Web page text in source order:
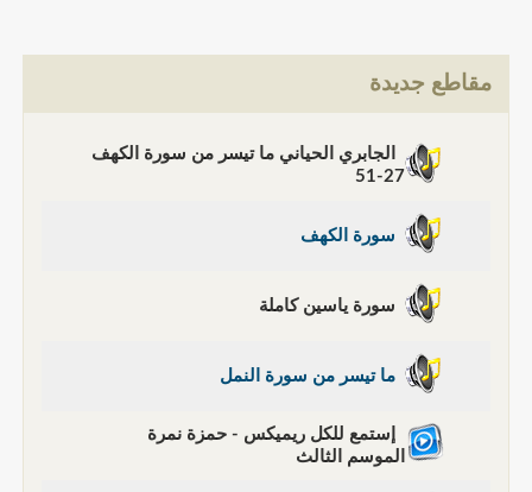
مقاطع جديدة
الجابري الحياني ما تيسر من سورة الكهف
27-51
سورة الكهف
سورة ياسين كاملة
ما تيسر من سورة النمل
إستمع للكل ريميكس - حمزة نمرة
الموسم الثالث